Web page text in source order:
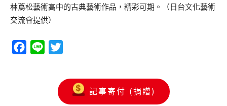
林蔦松藝術高中的古典藝術作品，精彩可期。（日台文化藝術
交流會提供）
Facebook
Line
記事寄付 (捐贈)